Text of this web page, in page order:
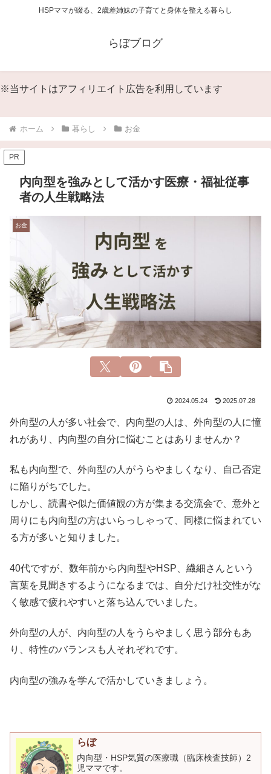
HSPママが綴る、2歳差姉妹の子育てと身体を整える暮らし
らぼブログ
※当サイトはアフィリエイト広告を利用しています
ホーム 暮らし お金
PR
内向型を強みとして活かす医療・福祉従事
者の人生戦略法
お金
2024.05.24 2025.07.28
外向型の人が多い社会で、内向型の人は、外向型の人に憧
れがあり、内向型の自分に悩むことはありませんか？
私も内向型で、外向型の人がうらやましくなり、自己否定
に陥りがちでした。
しかし、読書や似た価値観の方が集まる交流会で、意外と
周りにも内向型の方はいらっしゃって、同様に悩まれてい
る方が多いと知りました。
40代ですが、数年前から内向型やHSP、繊細さんという
言葉を見聞きするようになるまでは、自分だけ社交性がな
く敏感で疲れやすいと落ち込んでいました。
外向型の人が、内向型の人をうらやましく思う部分もあ
り、特性のバランスも人それぞれです。
内向型の強みを学んで活かしていきましょう。
らぼ
内向型・HSP気質の医療職（臨床検査技師）2
児ママです。